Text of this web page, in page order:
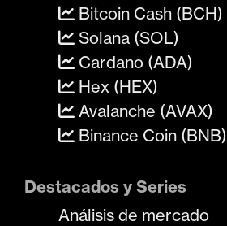
Bitcoin Cash (BCH)
Solana (SOL)
Cardano (ADA)
Hex (HEX)
Avalanche (AVAX)
Binance Coin (BNB)
Destacados y Series
Análisis de mercado